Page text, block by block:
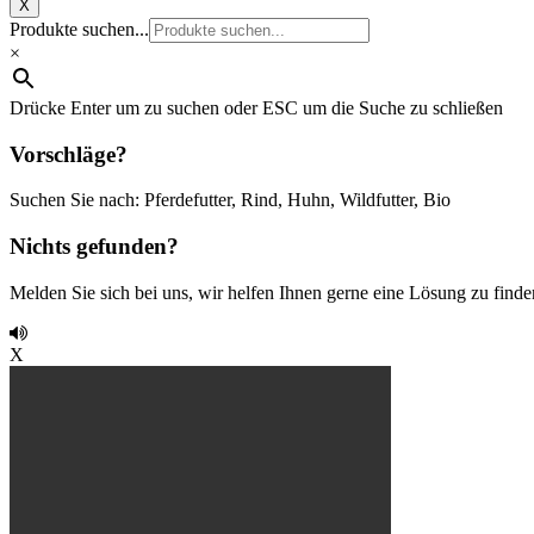
X
Produkte suchen...
×
Drücke Enter um zu suchen oder ESC um die Suche zu schließen
Vorschläge?
Suchen Sie nach: Pferdefutter, Rind, Huhn, Wildfutter, Bio
Nichts gefunden?
Melden Sie sich bei uns, wir helfen Ihnen gerne eine Lösung zu
X